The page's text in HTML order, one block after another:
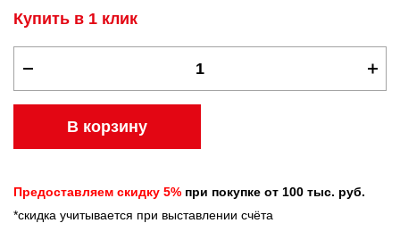
Купить в 1 клик
В корзину
Предоставляем скидку 5% при покупке от 100 тыс. руб.
*скидка учитывается при выставлении счёта